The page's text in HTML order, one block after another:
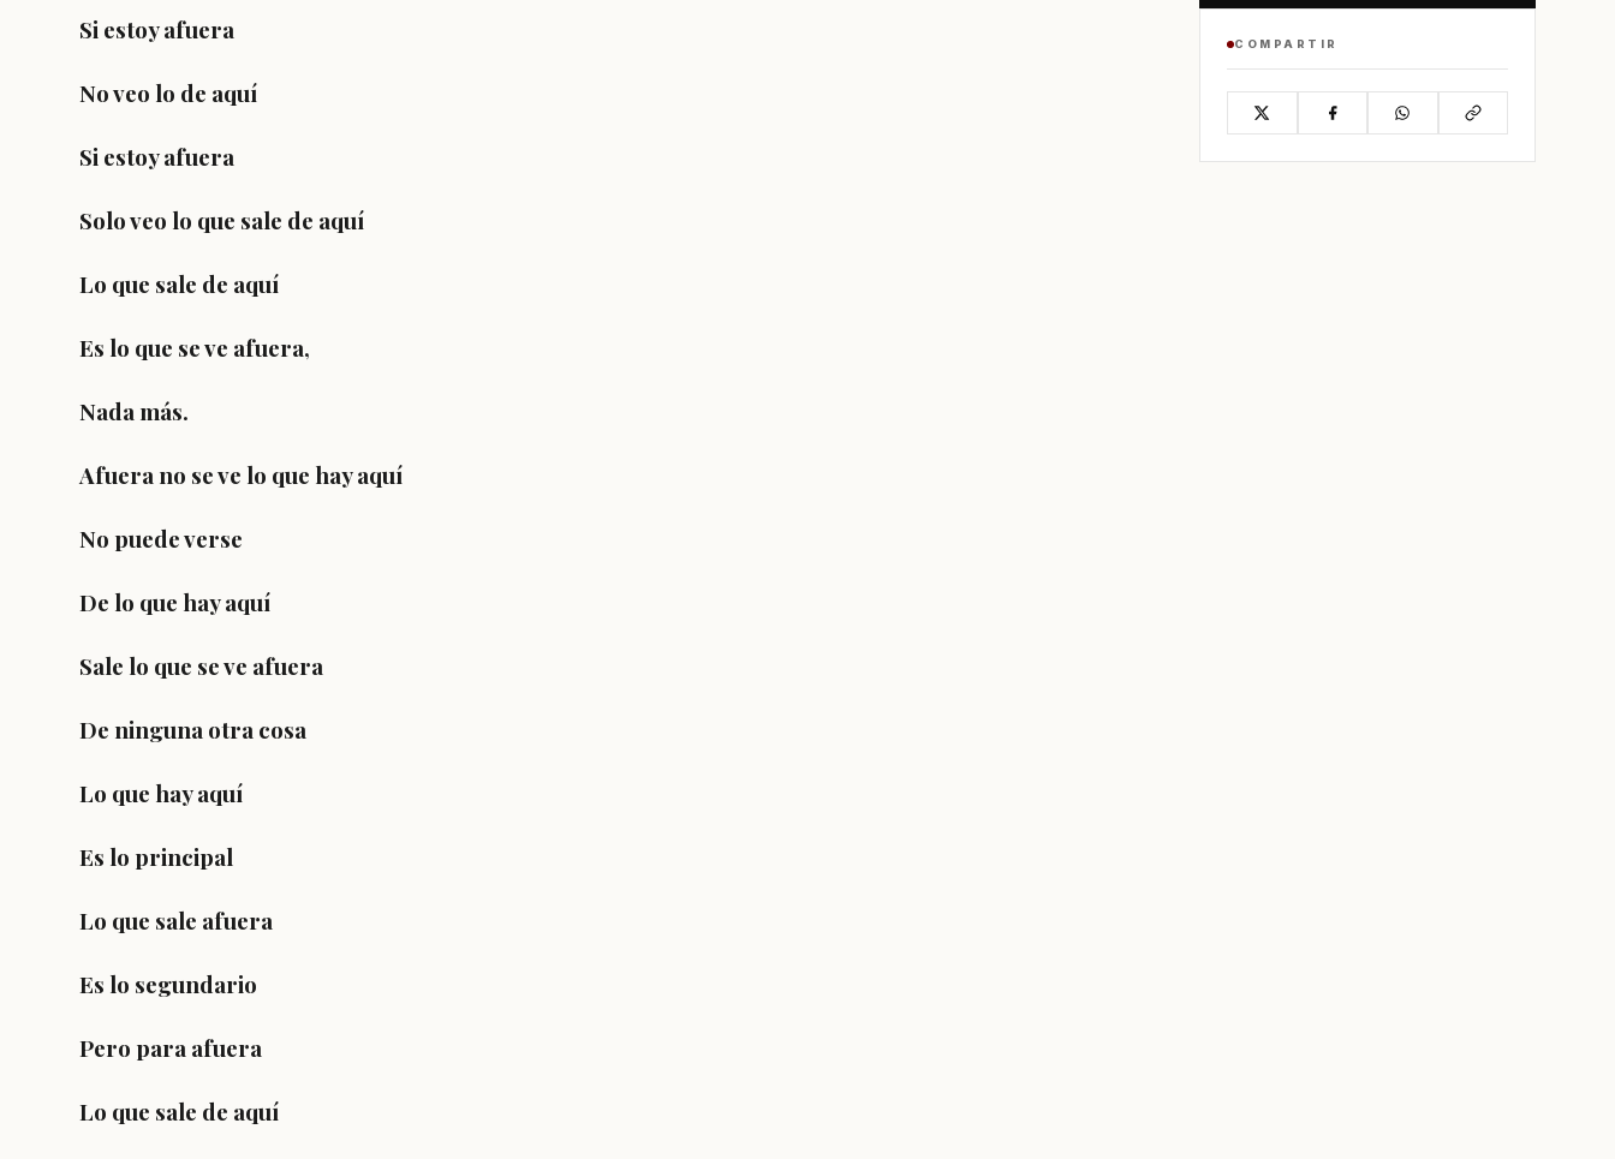
Si estoy afuera
No veo lo de aquí
Si estoy afuera
Solo veo lo que sale de aquí
Lo que sale de aquí
Es lo que se ve afuera,
Nada más.
Afuera no se ve lo que hay aquí
No puede verse
De lo que hay aquí
Sale lo que se ve afuera
De ninguna otra cosa
Lo que hay aquí
Es lo principal
Lo que sale afuera
Es lo segundario
Pero para afuera
Lo que sale de aquí
COMPARTIR